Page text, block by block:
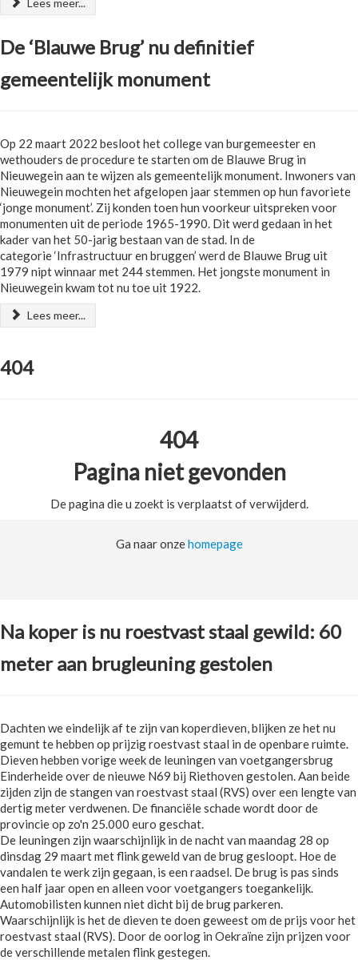
De ‘Blauwe Brug’ nu definitief
gemeentelijk monument
Op 22 maart 2022 besloot het college van burgemeester en
wethouders de procedure te starten om de Blauwe Brug in
Nieuwegein aan te wijzen als gemeentelijk monument. Inwoners van
Nieuwegein mochten het afgelopen jaar stemmen op hun favoriete
‘jonge monument’. Zij konden toen hun voorkeur uitspreken voor
monumenten uit de periode 1965-1990. Dit werd gedaan in het
kader van het 50-jarig bestaan van de stad. In de
categorie ‘Infrastructuur en bruggen’ werd de Blauwe Brug uit
1979 nipt winnaar met 244 stemmen. Het jongste monument in
Nieuwegein kwam tot nu toe uit 1922.
Lees meer...
404
404
Pagina niet gevonden
De pagina die u zoekt is verplaatst of verwijderd.
Ga naar onzehomepage
Na koper is nu roestvast staal gewild: 60
meter aan brugleuning gestolen
Dachten we eindelijk af te zijn van koperdieven, blijken ze het nu
gemunt te hebben op prijzig roestvast staal in de openbare ruimte.
Dieven hebben vorige week de leuningen van voetgangersbrug
Einderheide over de nieuwe N69 bij Riethoven gestolen. Aan beide
zijden zijn de stangen van roestvast staal (RVS) over een lengte van
dertig meter verdwenen. De financiële schade wordt door de
provincie op zo'n 25.000 euro geschat.
De leuningen zijn waarschijnlijk in de nacht van maandag 28 op
dinsdag 29 maart met flink geweld van de brug gesloopt. Hoe de
vandalen te werk zijn gegaan, is een raadsel. De brug is pas sinds
een half jaar open en alleen voor voetgangers toegankelijk.
Automobilisten kunnen niet dicht bij de brug parkeren.
Waarschijnlijk is het de dieven te doen geweest om de prijs voor het
roestvast staal (RVS). Door de oorlog in Oekraïne zijn prijzen voor
de verschillende metalen flink gestegen.